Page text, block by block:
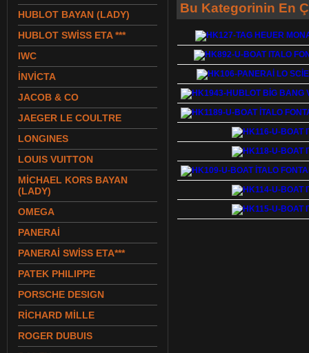
HUBLOT BAYAN (LADY)
HUBLOT SWİSS ETA ***
IWC
İNVİCTA
JACOB & CO
JAEGER LE COULTRE
LONGINES
LOUIS VUITTON
MİCHAEL KORS BAYAN
(LADY)
OMEGA
PANERAİ
PANERAİ SWİSS ETA***
PATEK PHILIPPE
PORSCHE DESIGN
RİCHARD MİLLE
ROGER DUBUIS
Bu Kategorinin En